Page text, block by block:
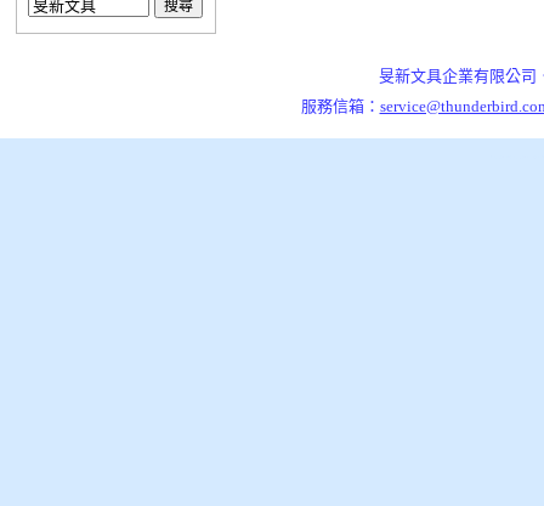
旻新文具企業有限公司
服務信箱：